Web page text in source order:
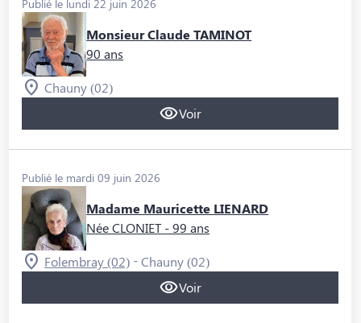
Publié le lundi 22 juin 2026
Monsieur Claude TAMINOT
90 ans
Chauny (02)
Voir
Publié le mardi 09 juin 2026
Madame Mauricette LIENARD
Née CLONIET - 99 ans
Folembray (02) -Chauny (02)
Voir